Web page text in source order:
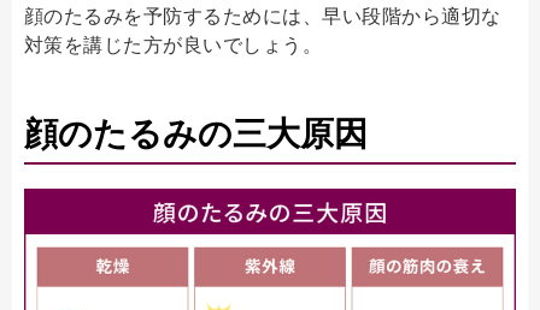
顔のたるみを予防するためには、早い段階から適切な
対策を講じた方が良いでしょう。
顔のたるみの三大原因